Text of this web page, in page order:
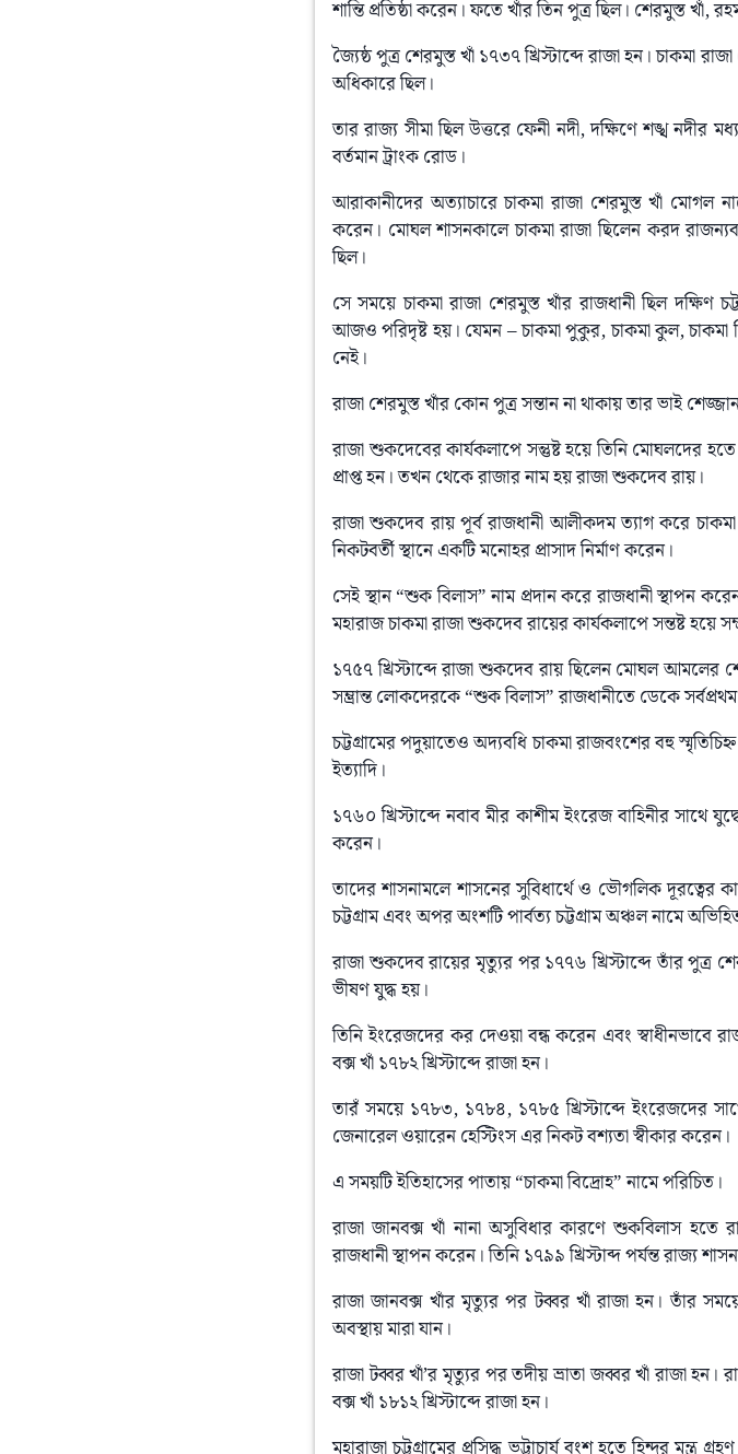
শান্তি প্রতিষ্ঠা করেন। ফতে খাঁর তিন পুত্র ছিল। শেরমুস্ত খাঁ,
জ্যৈষ্ঠ পুত্র শেরমুস্ত খাঁ ১৭৩৭ খ্রিস্টাব্দে রাজা হন। চাকমা
অধিকারে ছিল।
তার রাজ্য সীমা ছিল উত্তরে ফেনী নদী, দক্ষিণে শঙ্খ নদীর
বর্তমান ট্রাংক রোড।
আরাকানীদের অত্যাচারে চাকমা রাজা শেরমুস্ত খাঁ মোগল
করেন। মোঘল শাসনকালে চাকমা রাজা ছিলেন করদ
ছিল।
সে সময়ে চাকমা রাজা শেরমুস্ত খাঁর রাজধানী ছিল দক্ষিণ
আজও পরিদৃষ্ট হয়। যেমন – চাকমা পুকুর, চাকমা কুল, চাকমা
নেই।
রাজা শেরমুস্ত খাঁর কোন পুত্র সন্তান না থাকায় তার ভাই
রাজা শুকদেবের কার্যকলাপে সন্তুষ্ট হয়ে তিনি মোঘলদের
প্রাপ্ত হন। তখন থেকে রাজার নাম হয় রাজা শুকদেব রায়।
রাজা শুকদেব রায় পূর্ব রাজধানী আলীকদম ত্যাগ করে
নিকটবর্তী স্থানে একটি মনোহর প্রাসাদ নির্মাণ করেন।
সেই স্থান “শুক বিলাস” নাম প্রদান করে রাজধানী স্থাপন
মহারাজ চাকমা রাজা শুকদেব রায়ের কার্যকলাপে সন্তষ্ট হয়ে
১৭৫৭ খ্রিস্টাব্দে রাজা শুকদেব রায় ছিলেন মোঘল আমলের
সম্ভ্রান্ত লোকদেরকে “শুক বিলাস” রাজধানীতে ডেকে
চট্টগ্রামের পদুয়াতেও অদ্যবধি চাকমা রাজবংশের বহু
ইত্যাদি।
১৭৬০ খ্রিস্টাব্দে নবাব মীর কাশীম ইংরেজ বাহিনীর সাথে
করেন।
তাদের শাসনামলে শাসনের সুবিধার্থে ও ভৌগলিক
চট্টগ্রাম এবং অপর অংশটি পার্বত্য চট্টগ্রাম অঞ্চল নামে
রাজা শুকদেব রায়ের মৃত্যুর পর ১৭৭৬ খ্রিস্টাব্দে তাঁর
ভীষণ যুদ্ধ হয়।
তিনি ইংরেজদের কর দেওয়া বন্ধ করেন এবং
বক্স খাঁ ১৭৮২ খ্রিস্টাব্দে রাজা হন।
তারঁ সময়ে ১৭৮৩, ১৭৮৪, ১৭৮৫ খ্রিস্টাব্দে ইংরেজদের
জেনারেল ওয়ারেন হেস্টিংস এর নিকট বশ্যতা স্বীকার করেন।
এ সময়টি ইতিহাসের পাতায় “চাকমা বিদ্রোহ” নামে পরিচিত।
রাজা জানবক্স খাঁ নানা অসুবিধার কারণে শুকবিলাস হতে
রাজধানী স্থাপন করেন। তিনি ১৭৯৯ খ্রিস্টাব্দ পর্যন্ত রাজ্য
রাজা জানবক্স খাঁর মৃত্যুর পর টব্বর খাঁ রাজা হন। তাঁর
অবস্থায় মারা যান।
রাজা টব্বর খাঁ’র মৃত্যুর পর তদীয় ভ্রাতা জব্বর খাঁ রাজা
বক্স খাঁ ১৮১২ খ্রিস্টাব্দে রাজা হন।